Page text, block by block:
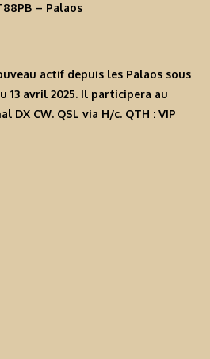
actif depuis les Palaos sous
13 avril 2025. Il participera au
DX CW. QSL via H/c. QTH : VIP